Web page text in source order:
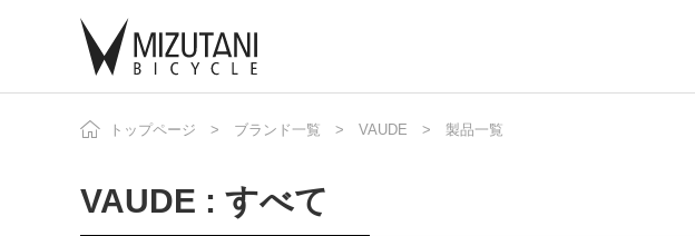
自転車
ニュース
トップページ ブランド一覧 VAUDE 製品一覧
VAUDE : すべて